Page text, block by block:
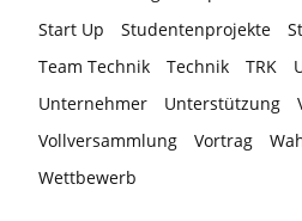
Start Up
Studentenprojekte
Team Technik
Technik TRK
Unternehmer
Unterstützung
Vollversammlung
Vortrag
Wettbewerb